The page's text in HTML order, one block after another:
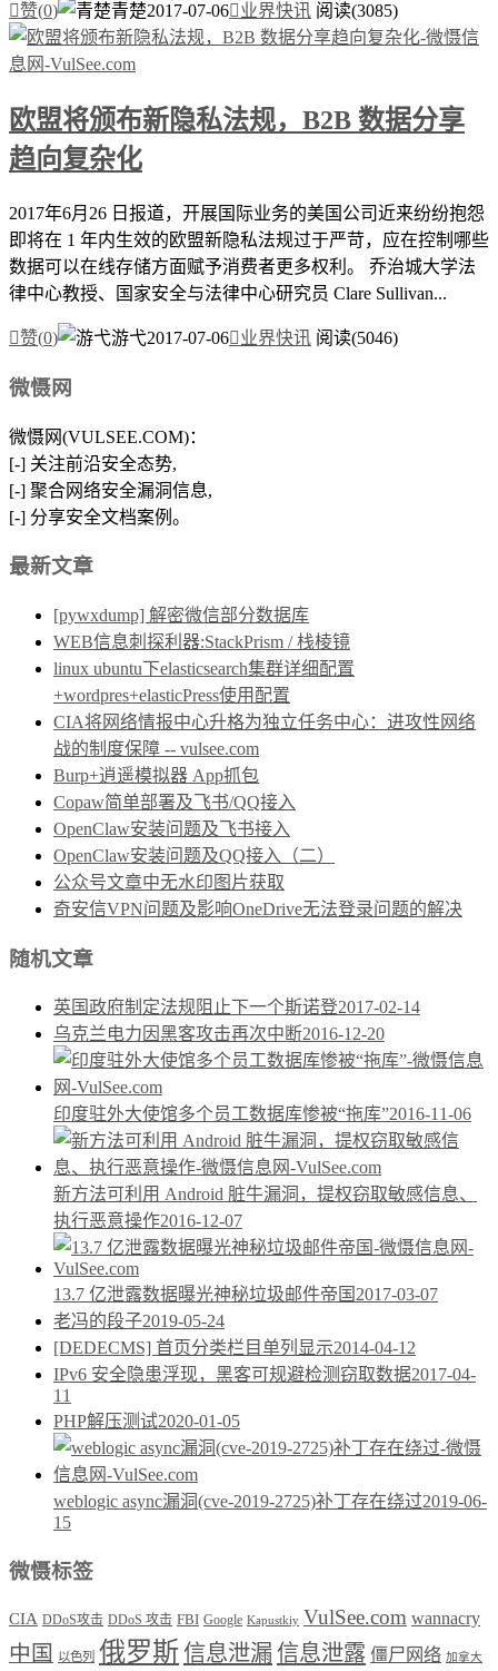
赞(0) 青楚2017-07-06业界快讯 阅读(3085)
欧盟将颁布新隐私法规，B2B 数据分享
趋向复杂化
2017年6月26 日报道，开展国际业务的美国公司近来纷纷抱怨
即将在 1 年内生效的欧盟新隐私法规过于严苛，应在控制哪些
数据可以在线存储方面赋予消费者更多权利。 乔治城大学法
律中心教授、国家安全与法律中心研究员 Clare Sullivan...
赞(0) 游弋2017-07-06业界快讯 阅读(5046)
微慑网
微慑网(VULSEE.COM)：
[-] 关注前沿安全态势,
[-] 聚合网络安全漏洞信息,
[-] 分享安全文档案例。
最新文章
[pywxdump] 解密微信部分数据库
WEB信息刺探利器:StackPrism / 栈棱镜
linux ubuntu下elasticsearch集群详细配置
+wordpres+elasticPress使用配置
CIA将网络情报中心升格为独立任务中心：进攻性网络
战的制度保障 -- vulsee.com
Burp+逍遥模拟器 App抓包
Copaw简单部署及飞书/QQ接入
OpenClaw安装问题及飞书接入
OpenClaw安装问题及QQ接入（二）
公众号文章中无水印图片获取
奇安信VPN问题及影响OneDrive无法登录问题的解决
随机文章
英国政府制定法规阻止下一个斯诺登2017-02-14
乌克兰电力因黑客攻击再次中断2016-12-20
印度驻外大使馆多个员工数据库惨被“拖库”2016-11-06
新方法可利用 Android 脏牛漏洞，提权窃取敏感信息、
执行恶意操作2016-12-07
13.7 亿泄露数据曝光神秘垃圾邮件帝国 2017-03-07
老冯的段子2019-05-24
[DEDECMS] 首页分类栏目单列显示2014-04-12
IPv6 安全隐患浮现，黑客可规避检测窃取数据2017-04-
11
PHP解压测试2020-01-05
weblogic async漏洞(cve-2019-2725)补丁存在绕过2019-06-
15
微慑标签
CIA DDoS攻击 DDoS 攻击 FBI Google Kapustkiy VulSee.com wannacry
中国 以色列 俄罗斯信息泄漏信息泄露 僵尸网络 加拿大